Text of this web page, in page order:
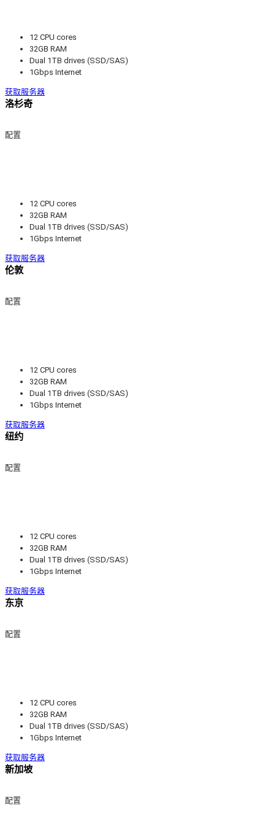
12 CPU cores
32GB RAM
Dual 1TB drives (SSD/SAS)
1Gbps Internet
获取服务器
洛杉奇
配置
12 CPU cores
32GB RAM
Dual 1TB drives (SSD/SAS)
1Gbps Internet
获取服务器
伦敦
配置
12 CPU cores
32GB RAM
Dual 1TB drives (SSD/SAS)
1Gbps Internet
获取服务器
纽约
配置
12 CPU cores
32GB RAM
Dual 1TB drives (SSD/SAS)
1Gbps Internet
获取服务器
东京
配置
12 CPU cores
32GB RAM
Dual 1TB drives (SSD/SAS)
1Gbps Internet
获取服务器
新加坡
配置